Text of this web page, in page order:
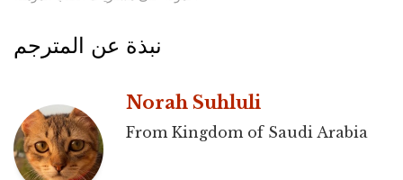
نبذة عن المترجم
Norah Suhluli
From Kingdom of Saudi Arabia